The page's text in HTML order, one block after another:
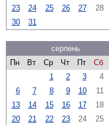
23
24 25 26 27 28
30
31
серпень
Пн
Вт Ср Чт Пт Сб
1
2 3 4
6
7 8 9 10 11
13
14 15 16 17 18
20
21 22 23 24 25